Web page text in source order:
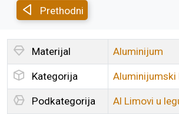
Prethodni
Materijal Aluminijum
Kategorija Aluminijumski
Podkategorija Al Limovi u